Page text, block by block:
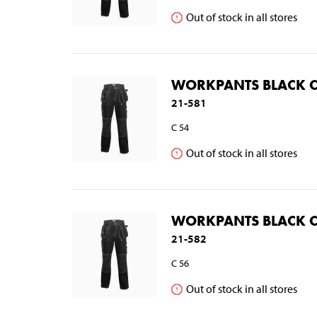
Out of stock in all stores
WORKPANTS BLACK
21-581
C 54
Out of stock in all stores
WORKPANTS BLACK
21-582
C 56
Out of stock in all stores